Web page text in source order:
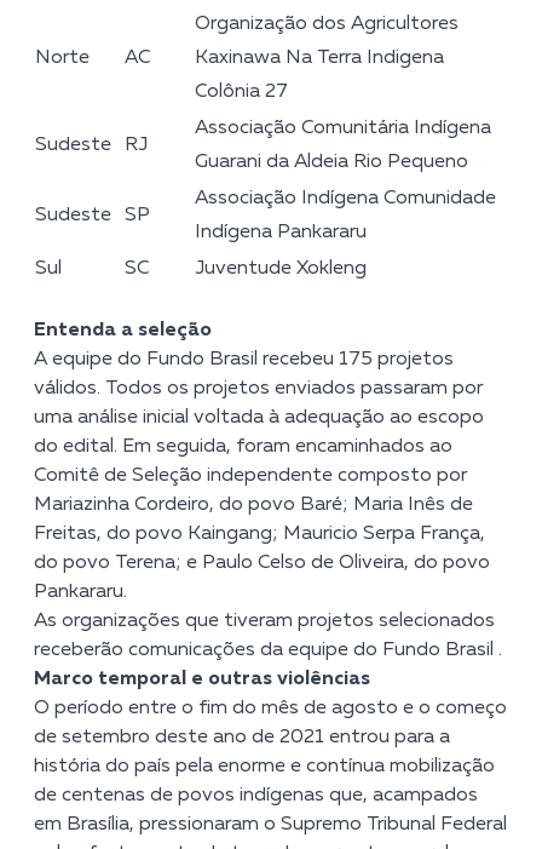
Norte AC
Organização dos Agricultores
Kaxinawa Na Terra Indigena
Colônia 27
Sudeste RJ
Associação Comunitária Indígena
Guarani da Aldeia Rio Pequeno
Sudeste SP
Associação Indígena Comunidade
Indígena Pankararu
Sul
SC Juventude Xokleng
Entenda a seleção
A equipe do Fundo Brasil recebeu 175 projetos
válidos. Todos os projetos enviados passaram por
uma análise inicial voltada à adequação ao escopo
do edital. Em seguida, foram encaminhados ao
Comitê de Seleção independente composto por
Mariazinha Cordeiro, do povo Baré; Maria Inês de
Freitas, do povo Kaingang; Mauricio Serpa França,
do povo Terena; e Paulo Celso de Oliveira, do povo
Pankararu.
As organizações que tiveram projetos selecionados
receberão comunicações da equipe do Fundo Brasil .
Marco temporal e outras violências
O período entre o fim do mês de agosto e o começo
de setembro deste ano de 2021 entrou para a
história do país pela enorme e contínua mobilização
de centenas de povos indígenas que, acampados
em Brasília, pressionaram o Supremo Tribunal Federal